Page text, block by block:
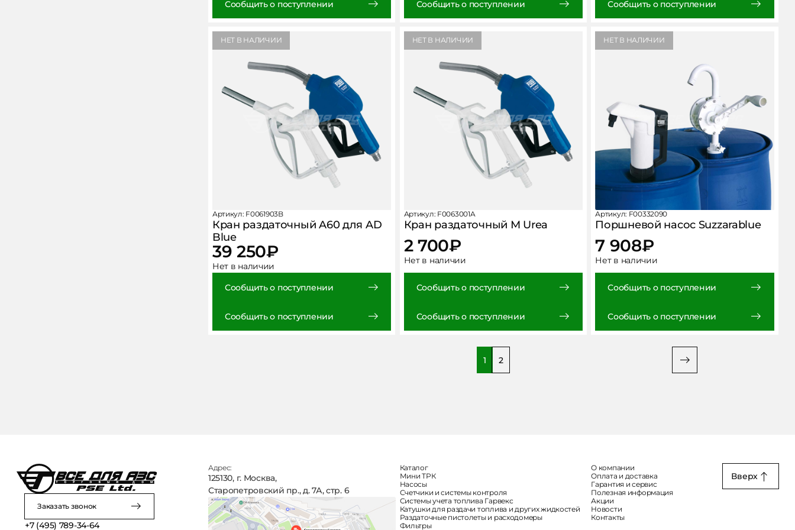
Сообщить о поступлении Сообщить о поступлении Сообщить о поступлении
НЕТ В НАЛИЧИИ
Артикул: F0061903B
Кран раздаточный A60 для AD
Blue
39 250₽
Нет в наличии
Сообщить о поступлении
Сообщить о поступлении
НЕТ В НАЛИЧИИ
Артикул: F0063001A
Кран раздаточный М Urea
2 700₽
Нет в наличии
Сообщить о поступлении
Сообщить о поступлении
НЕТ В НАЛИЧИИ
Артикул: F00332090
Поршневой насос Suzzarablue
7 908₽
Нет в наличии
Сообщить о поступлении
Сообщить о поступлении
1 2
Заказать звонок
+7 (495) 789-34-64
Адрес:
125130, г. Москва,
Старопетровский пр., д. 7А, стр. 6
Каталог
Мини ТРК
Насосы
Счетчики и системы контроля
Системы учета топлива Гарвекс
Катушки для раздачи топлива и других жидкостей
Раздаточные пистолеты и расходомеры
Фильтры
О компании
Оплата и доставка
Гарантия и сервис
Полезная информация
Акции
Новости
Контакты
Вверх